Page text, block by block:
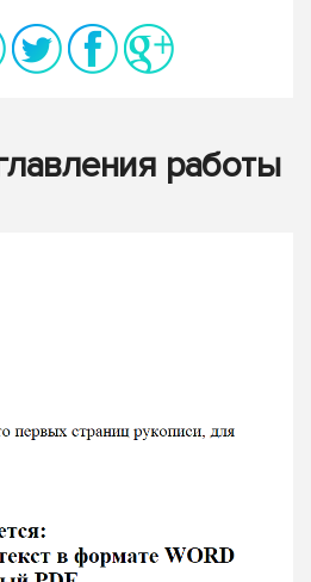
работы